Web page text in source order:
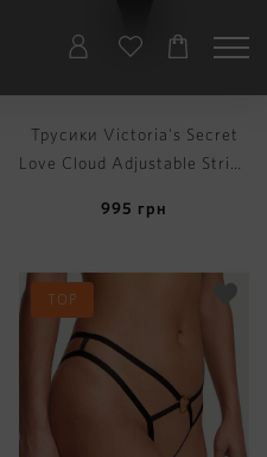
Трусики Victoria's Secret
Love Cloud Adjustable String
995 грн
TOP